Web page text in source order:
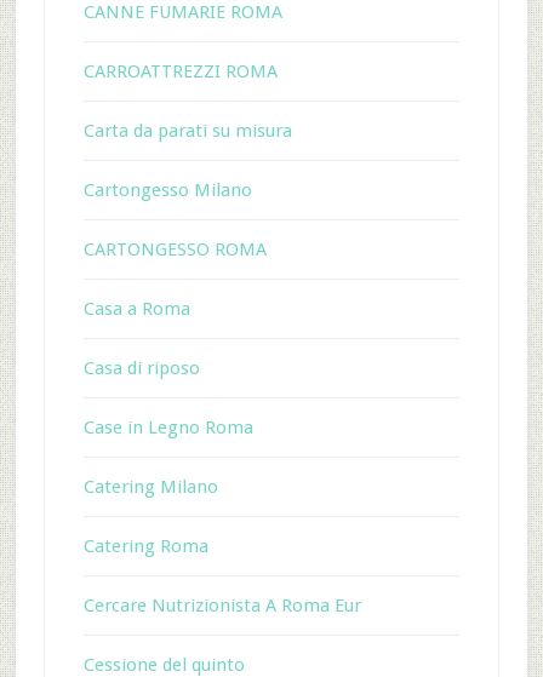
CANNE FUMARIE ROMA
CARROATTREZZI ROMA
Carta da parati su misura
Cartongesso Milano
CARTONGESSO ROMA
Casa a Roma
Casa di riposo
Case in Legno Roma
Catering Milano
Catering Roma
Cercare Nutrizionista A Roma Eur
Cessione del quinto